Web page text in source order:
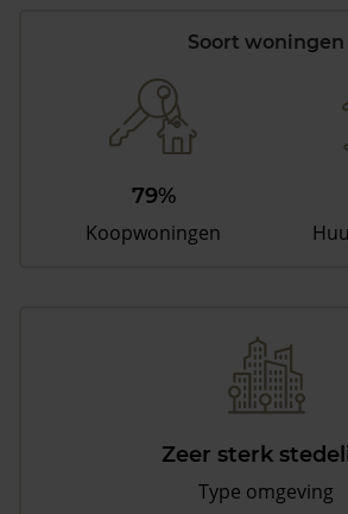
Soort woningen
79%
Koopwoningen
Zeer sterk
Type omgeving